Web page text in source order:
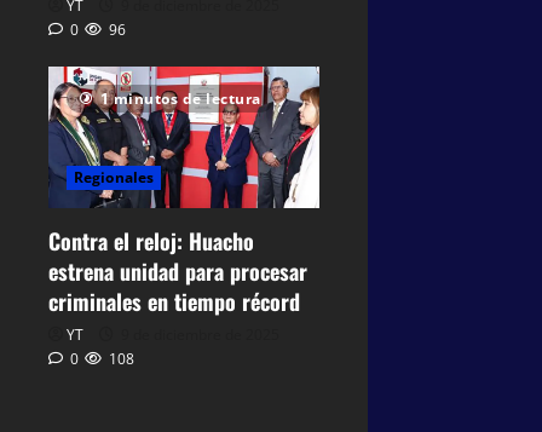
YT
0
96
1 minutos de lectura
Regionales
Contra el reloj: Huacho
estrena unidad para procesar
criminales en tiempo récord
YT
0
108